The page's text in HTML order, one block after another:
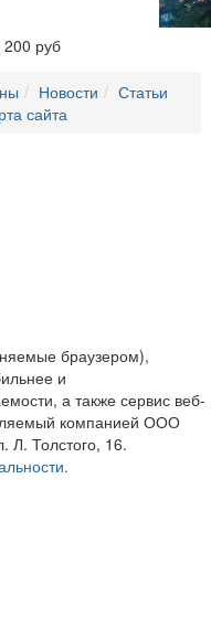
200 руб
Новости
Статьи
сайта
браузером),
и
а также сервис веб-
компанией ООО
Л. Толстого, 16.